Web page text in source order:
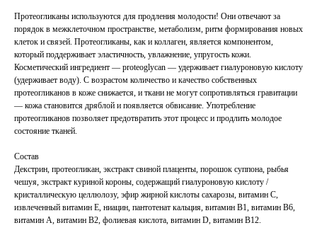
Протеогликаны используются для продления молодости! Они отвечают за
порядок в межклеточном пространстве, метаболизм, ритм формирования новых
клеток и связей. Протеогликаны, как и коллаген, является компонентом,
который поддерживает эластичность, увлажнение, упругость кожи.
Косметический ингредиент — proteoglycan — удерживает гиалуроновую кислоту
(удерживает воду). С возрастом количество и качество собственных
протеогликанов в коже снижается, и ткани не могут сопротивляться гравитации
— кожа становится дряблой и появляется обвисание. Употребление
протеогликанов позволяет предотвратить этот процесс и продлить молодое
состояние тканей.
Состав
Декстрин, протеогликан, экстракт свиной плаценты, порошок суппона, рыбья
чешуя, экстракт куриной короны, содержащий гиалуроновую кислоту /
кристаллическую целлюлозу, эфир жирной кислоты сахарозы, витамин C,
извлеченный витамин E, ниацин, пантотенат кальция, витамин B1, витамин B6,
витамин A, витамин B2, фолиевая кислота, витамин D, витамин B12.